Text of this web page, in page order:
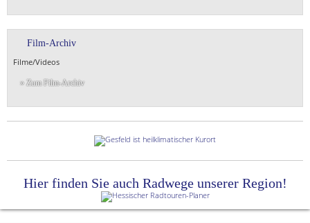
Film-Archiv
Filme/Videos
» Zum Film-Archiv
Hier finden Sie auch Radwege unserer Region!